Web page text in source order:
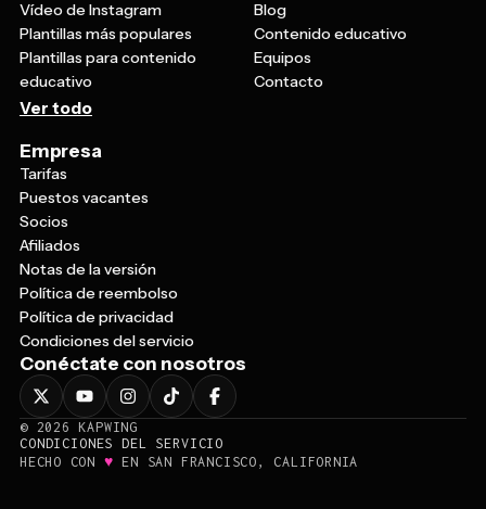
Vídeo de Instagram
Plantillas más populares
Plantillas para contenido
educativo
Ver todo
Blog
Contenido educativo
Equipos
Contacto
Empresa
Tarifas
Puestos vacantes
Socios
Afiliados
Notas de la versión
Política de reembolso
Política de privacidad
Condiciones del servicio
Conéctate con nosotros
© 2026
KAPWING
CONDICIONES DEL SERVICIO
HECHO CON ♥ EN SAN FRANCISCO, CALIFORNIA